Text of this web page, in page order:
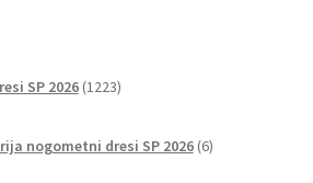
izberete
SP 2026 1223izdelkov
nogometni dresi SP 2026 6izdelkov